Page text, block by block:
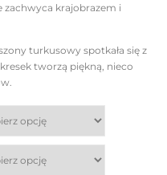
zachwyca krajobrazem i
turkusowy spotkała się z
tworzą piękną, nieco